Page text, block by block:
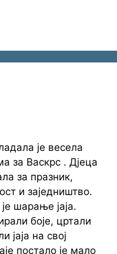
је весела
за Васкрс . Дјеца
за празник,
и заједништво.
шарање јаја.
боје, цртали
јаја на свој
постало је мало